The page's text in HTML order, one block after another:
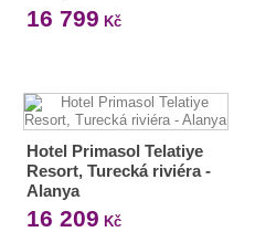
16 799 Kč
Hotel Primasol Telatiye
Resort, Turecká riviéra -
Alanya
16 209 Kč